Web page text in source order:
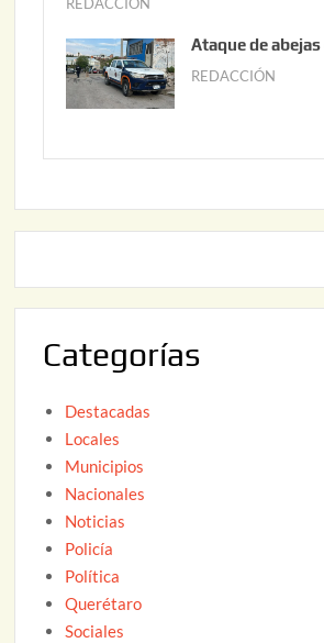
,
2
0
6
n
i
o
Ataque de
REDACCIÓN
o
2
Categorías
Destacadas
Locales
Municipios
Nacionales
Noticias
Policía
Política
Querétaro
Sociales